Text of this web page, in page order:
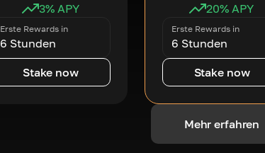
3% APY
Erste Rewards in
6 Stunden
Stake now
20% APY
Erste Rewards in
6 Stunden
Stake now
Mehr erfahren